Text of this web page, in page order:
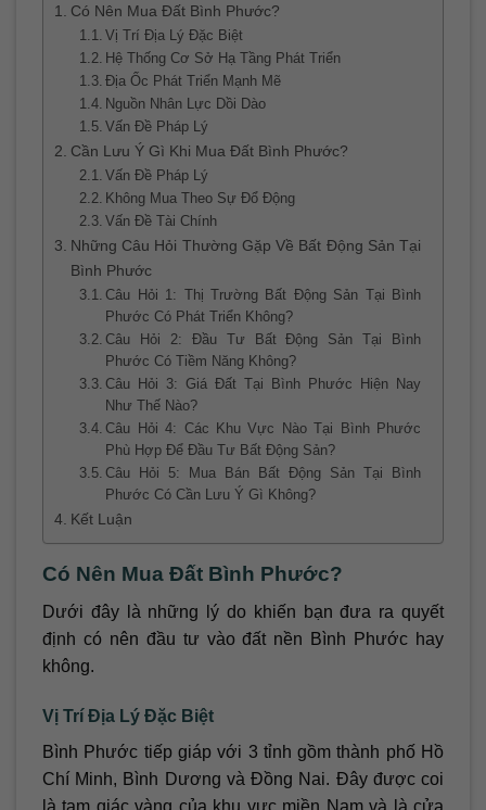
Có Nên Mua Đất Bình Phước?
Vị Trí Địa Lý Đặc Biệt
Hệ Thống Cơ Sở Hạ Tầng Phát Triển
Địa Ốc Phát Triển Mạnh Mẽ
Nguồn Nhân Lực Dồi Dào
Vấn Đề Pháp Lý
Cần Lưu Ý Gì Khi Mua Đất Bình Phước?
Vấn Đề Pháp Lý
Không Mua Theo Sự Đổ Động
Vấn Đề Tài Chính
Những Câu Hỏi Thường Gặp Về Bất Động Sản Tại
Bình Phước
Câu Hỏi 1: Thị Trường Bất Động Sản Tại Bình
Phước Có Phát Triển Không?
Câu Hỏi 2: Đầu Tư Bất Động Sản Tại Bình
Phước Có Tiềm Năng Không?
Câu Hỏi 3: Giá Đất Tại Bình Phước Hiện Nay
Như Thế Nào?
Câu Hỏi 4: Các Khu Vực Nào Tại Bình Phước
Phù Hợp Để Đầu Tư Bất Động Sản?
Câu Hỏi 5: Mua Bán Bất Động Sản Tại Bình
Phước Có Cần Lưu Ý Gì Không?
Kết Luận
Có Nên Mua Đất Bình Phước?
Dưới đây là những lý do khiến bạn đưa ra quyết
định có nên đầu tư vào đất nền Bình Phước hay
không.
Vị Trí Địa Lý Đặc Biệt
Bình Phước tiếp giáp với 3 tỉnh gồm thành phố Hồ
Chí Minh, Bình Dương và Đồng Nai. Đây được coi
là tam giác vàng của khu vực miền Nam và là cửa